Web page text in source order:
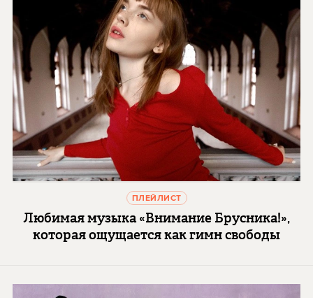
ПЛЕЙЛИСТ
Любимая музыка «Внимание Брусника!»,
которая ощущается как гимн свободы